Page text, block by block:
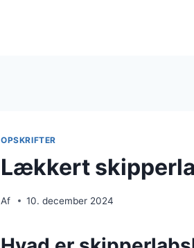
OPSKRIFTER
Lækkert
Af 10. december 2024